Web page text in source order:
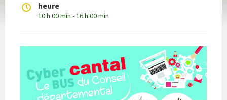
heure
10 h 00 min - 16 h 00 min